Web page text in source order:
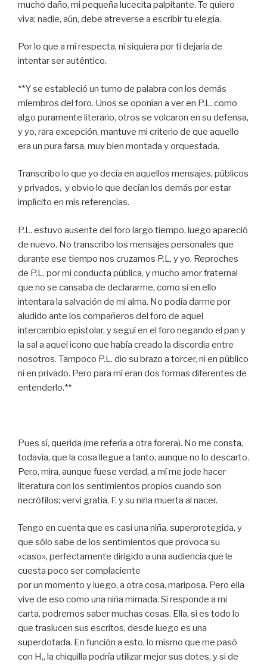
mucho daño, mi pequeña lucecita palpitante. Te quiero
viva; nadie, aún, debe atreverse a escribir tu elegía.
Por lo que a mí respecta, ni siquiera por ti dejaría de
intentar ser auténtico.
**Y se estableció un turno de palabra con los demás
miembros del foro. Unos se oponían a ver en P.L. como
algo puramente literario, otros se volcaron en su defensa,
y yo, rara excepción, mantuve mi criterio de que aquello
era un pura farsa, muy bien montada y orquestada.
Transcribo lo que yo decía en aquellos mensajes, públicos
y privados, y obvio lo que decían los demás por estar
implícito en mis referencias.
P.L. estuvo ausente del foro largo tiempo, luego apareció
de nuevo. No transcribo los mensajes personales que
durante ese tiempo nos cruzamos P.L. y yo. Reproches
de P.L. por mi conducta pública, y mucho amor fraternal
que no se cansaba de declararme, como si en ello
intentara la salvación de mi alma. No podía darme por
aludido ante los compañeros del foro de aquel
intercambio epistolar, y seguí en el foro negando el pan y
la sal a aquel icono que había creado la discordia entre
nosotros. Tampoco P.L. dio su brazo a torcer, ni en público
ni en privado. Pero para mí eran dos formas diferentes de
entenderlo.**
Pues sí, querida (me refería a otra forera). No me consta,
todavía, que la cosa llegue a tanto, aunque no lo descarto.
Pero, mira, aunque fuese verdad, a mí me jode hacer
literatura con los sentimientos propios cuando son
necrófilos; vervi gratia, F. y su niña muerta al nacer.
Tengo en cuenta que es casi una niña, superprotegida, y
que sólo sabe de los sentimientos que provoca su
«caso», perfectamente dirigido a una audiencia que le
cuesta poco ser complaciente
por un momento y luego, a otra cosa, mariposa. Pero ella
vive de eso como una niña mimada. Si responde a mi
carta, podremos saber muchas cosas. Ella, si es todo lo
que traslucen sus escritos, desde luego es una
superdotada. En función a esto, lo mismo que me pasó
con H,, la chiquilla podría utilizar mejor sus dotes, y si de